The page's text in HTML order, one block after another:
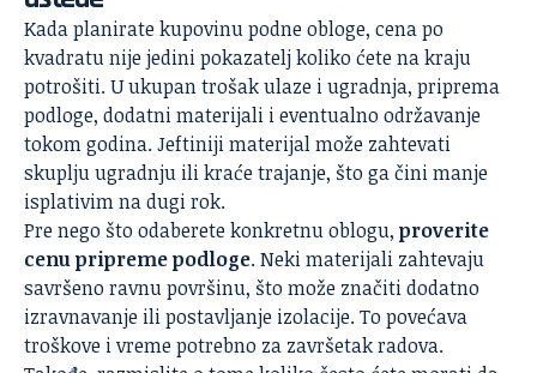
Kada planirate kupovinu podne obloge, cena po
kvadratu nije jedini pokazatelj koliko ćete na kraju
potrošiti. U ukupan trošak ulaze i ugradnja, priprema
podloge, dodatni materijali i eventualno održavanje
tokom godina. Jeftiniji materijal može zahtevati
skuplju ugradnju ili kraće trajanje, što ga čini manje
isplativim na dugi rok.
Pre nego što odaberete konkretnu oblogu, proverite
cenu pripreme podloge. Neki materijali zahtevaju
savršeno ravnu površinu, što može značiti dodatno
izravnavanje ili postavljanje izolacije. To povećava
troškove i vreme potrebno za završetak radova.